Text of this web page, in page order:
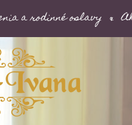
a rodinné oslavy